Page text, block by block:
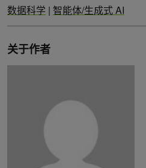
数据科学 | 智能体/生成式 AI
关于作者